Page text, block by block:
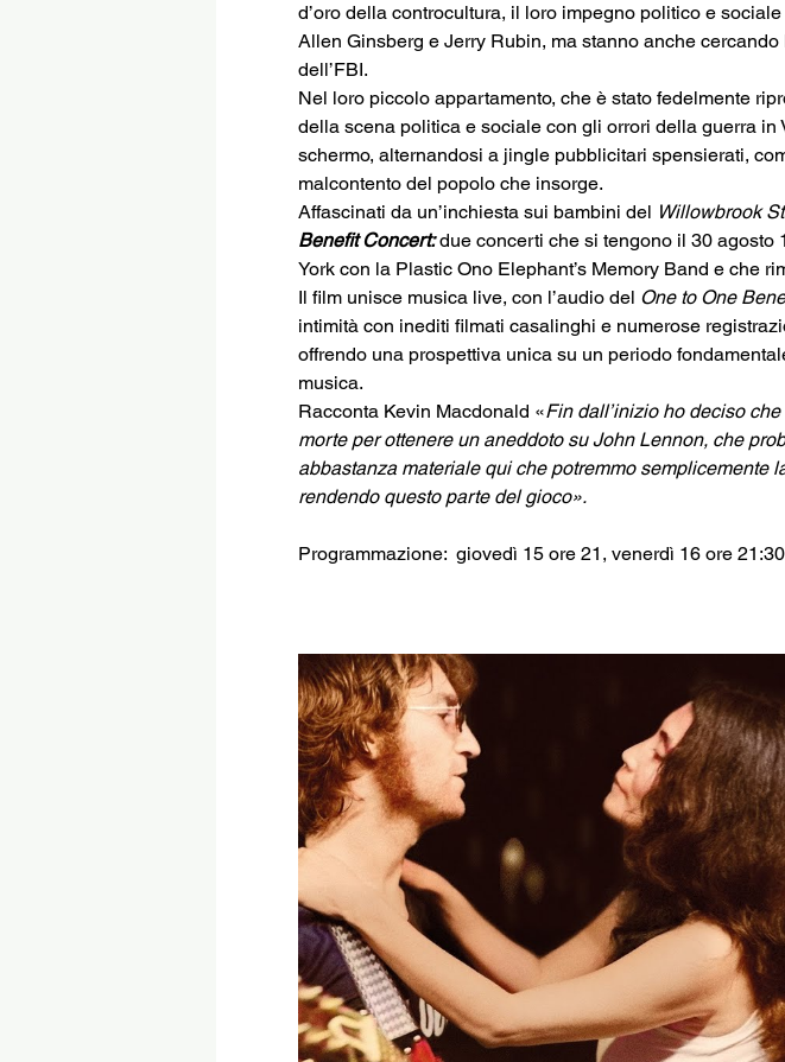
d’oro della controcultura, il loro impegno politico e
Allen Ginsberg e Jerry Rubin, ma stanno anche
dell’FBI.
Nel loro piccolo appartamento, che è stato fedelmente
della scena politica e sociale con gli orrori della guerra
schermo, alternandosi a jingle pubblicitari spensierati,
malcontento del popolo che insorge.
Affascinati da un’inchiesta sui bambini del Willowbrook
Benefit Concert: due concerti che si tengono il 30 agosto
York con la Plastic Ono Elephant’s Memory Band e che
Il film unisce musica live, con l’audio del One to One
intimità con inediti filmati casalinghi e numerose
offrendo una prospettiva unica su un periodo
musica.
Racconta Kevin Macdonald «Fin dall’inizio ho deciso
morte per ottenere un aneddoto su John Lennon, che
abbastanza materiale qui che potremmo
rendendo questo parte del gioco».
Programmazione:  giovedì 15 ore 21, venerdì 16 ore